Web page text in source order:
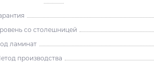
со столешницей
ламинат
производства